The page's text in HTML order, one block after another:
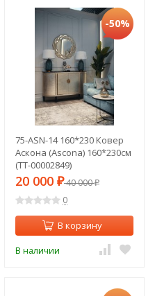
-50%
75-ASN-14 160*230 Ковер
Аскона (Ascona) 160*230см
(TT-00002849)
20 000 ₽40 000₽
0
В корзину
В наличии